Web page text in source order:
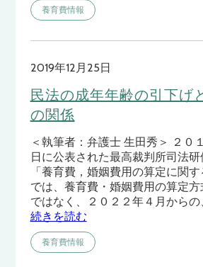
養育費情報
2019年12月25日
民法の成年年齢の引下げ
の関係
＜執筆者：弁護士 生田秀＞ ２０
日に公表された最高裁判所司法
「養育費，婚姻費用の算定に関す
では、養育費・婚姻費用の算定
ではなく、２０２２年４月から
続きを読む
養育費情報